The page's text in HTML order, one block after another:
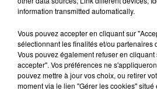
CAMPING-
AVEZ LE
ERREURS...
information transmitted automatically.
Vous pouvez accepter en cliquant sur
sélectionnant les finalités et/ou partenaires
Vous pouvez également refuser en
accepter". Vos préférences ne
pouvez mettre à jour vos choix, ou retirer
moment via le lien "Gérer les cookies"